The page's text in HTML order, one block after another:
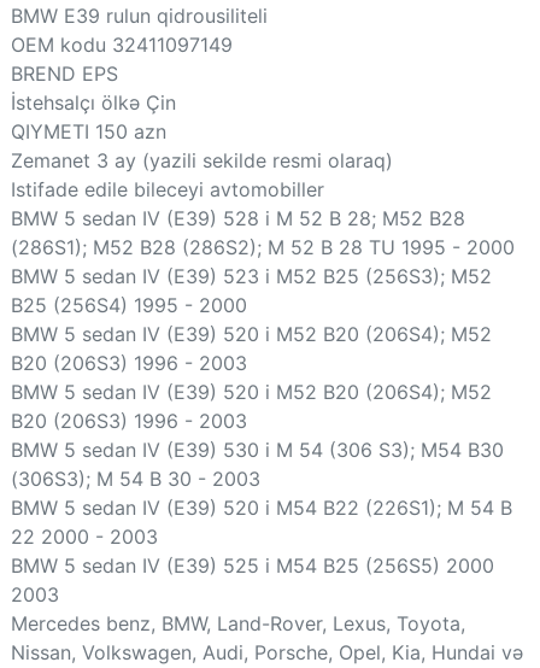
BMW E39 rulun qidrousiliteli
OEM kodu 32411097149
BREND EPS
İstehsalçı ölkə Çin
QIYMETI 150 azn
Zemanet 3 ay (yazili sekilde resmi olaraq)
Istifade edile bileceyi avtomobiller
BMW 5 sedan IV (E39) 528 i M 52 B 28; M52 B28
(286S1); M52 B28 (286S2); M 52 B 28 TU 1995 - 2000
BMW 5 sedan IV (E39) 523 i M52 B25 (256S3); M52
B25 (256S4) 1995 - 2000
BMW 5 sedan IV (E39) 520 i M52 B20 (206S4); M52
B20 (206S3) 1996 - 2003
BMW 5 sedan IV (E39) 520 i M52 B20 (206S4); M52
B20 (206S3) 1996 - 2003
BMW 5 sedan IV (E39) 530 i M 54 (306 S3); M54 B30
(306S3); M 54 B 30 - 2003
BMW 5 sedan IV (E39) 520 i M54 B22 (226S1); M 54 B
22 2000 - 2003
BMW 5 sedan IV (E39) 525 i M54 B25 (256S5) 2000
2003
Mercedes benz, BMW, Land-Rover, Lexus, Toyota,
Nissan, Volkswagen, Audi, Porsche, Opel, Kia, Hundai və